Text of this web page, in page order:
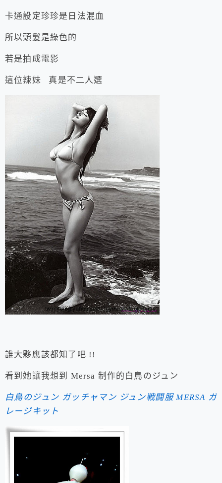
卡通設定珍珍是日法混血
所以頭髮是綠色的
若是拍成電影
這位辣妹 真是不二人選
誰大夥應該都知了吧 !!
看到她讓我想到 Mersa 制作的白鳥のジュン
白鳥のジュン ガッチャマン ジュン戦闘服 MERSA ガ
レージキット